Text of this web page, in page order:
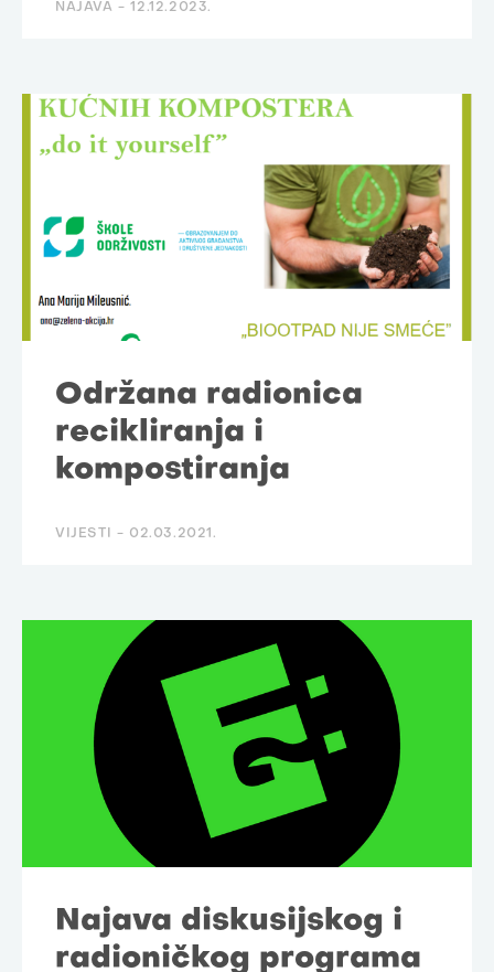
NAJAVA -12.12.2023.
Održana radionica
recikliranja i
kompostiranja
VIJESTI - 02.03.2021.
Najava diskusijskog i
radioničkog programa